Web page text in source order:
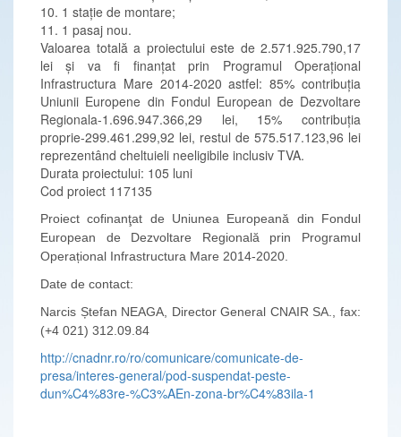
10. 1 stație de montare;
11. 1 pasaj nou.
Valoarea totală a proiectului este de 2.571.925.790,17
lei și va fi finanțat prin Programul Operațional
Infrastructura Mare 2014-2020 astfel: 85% contribuția
Uniunii Europene din Fondul European de Dezvoltare
Regionala-1.696.947.366,29 lei, 15% contribuția
proprie-299.461.299,92 lei, restul de 575.517.123,96 lei
reprezentând cheltuieli neeligibile inclusiv TVA.
Durata proiectului: 105 luni
Cod proiect 117135
Proiect cofinanţat de Uniunea Europeană din Fondul
European de Dezvoltare Regională prin Programul
Operațional Infrastructura Mare 2014-2020.
Date de contact:
Narcis Ștefan NEAGA, Director General CNAIR SA., fax:
(+4 021) 312.09.84
http://cnadnr.ro/ro/comunicare/comunicate-de-
presa/interes-general/pod-suspendat-peste-
dun%C4%83re-%C3%AEn-zona-br%C4%83ila-1